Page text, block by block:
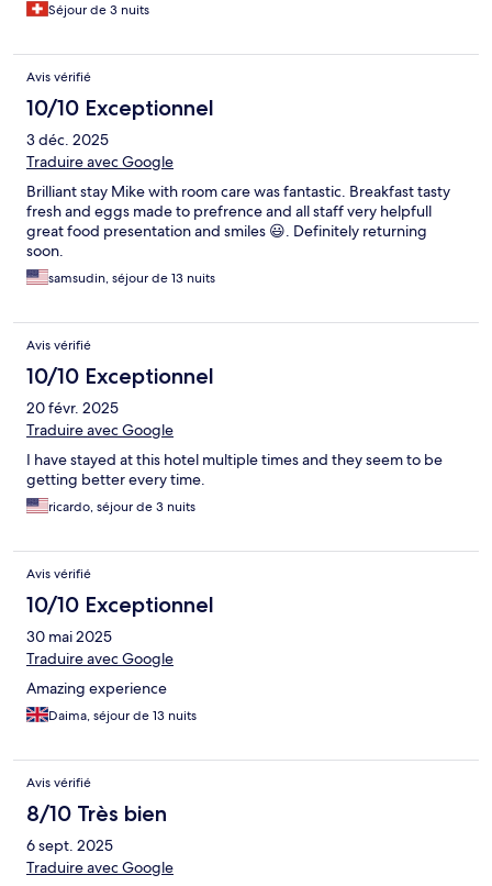
Séjour de 3 nuits
Avis vérifié
10/10 Exceptionnel
3 déc. 2025
Traduire avec Google
Brilliant stay Mike with room care was fantastic. Breakfast tasty
fresh and eggs made to prefrence and all staff very helpfull
great food presentation and smiles 😃. Definitely returning
soon.
samsudin, séjour de 13 nuits
Avis vérifié
10/10 Exceptionnel
20 févr. 2025
Traduire avec Google
I have stayed at this hotel multiple times and they seem to be
getting better every time.
ricardo, séjour de 3 nuits
Avis vérifié
10/10 Exceptionnel
30 mai 2025
Traduire avec Google
Amazing experience
Daima, séjour de 13 nuits
Avis vérifié
8/10 Très bien
6 sept. 2025
Traduire avec Google